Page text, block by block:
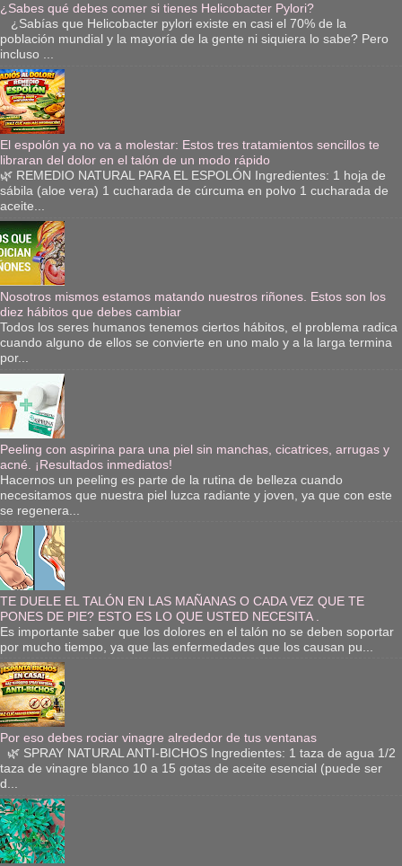
¿Sabes qué debes comer si tienes Helicobacter Pylori?
¿Sabías que Helicobacter pylori existe en casi el 70% de la
población mundial y la mayoría de la gente ni siquiera lo sabe? Pero
incluso ...
El espolón ya no va a molestar: Estos tres tratamientos sencillos te
libraran del dolor en el talón de un modo rápido
🌿 REMEDIO NATURAL PARA EL ESPOLÓN Ingredientes: 1 hoja de
sábila (aloe vera) 1 cucharada de cúrcuma en polvo 1 cucharada de
aceite...
Nosotros mismos estamos matando nuestros riñones. Estos son los
diez hábitos que debes cambiar
Todos los seres humanos tenemos ciertos hábitos, el problema radica
cuando alguno de ellos se convierte en uno malo y a la larga termina
por...
Peeling con aspirina para una piel sin manchas, cicatrices, arrugas y
acné. ¡Resultados inmediatos!
Hacernos un peeling es parte de la rutina de belleza cuando
necesitamos que nuestra piel luzca radiante y joven, ya que con este
se regenera...
TE DUELE EL TALÓN EN LAS MAÑANAS O CADA VEZ QUE TE
PONES DE PIE? ESTO ES LO QUE USTED NECESITA .
Es importante saber que los dolores en el talón no se deben soportar
por mucho tiempo, ya que las enfermedades que los causan pu...
Por eso debes rociar vinagre alrededor de tus ventanas
🌿 SPRAY NATURAL ANTI-BICHOS Ingredientes: 1 taza de agua 1/2
taza de vinagre blanco 10 a 15 gotas de aceite esencial (puede ser
d...